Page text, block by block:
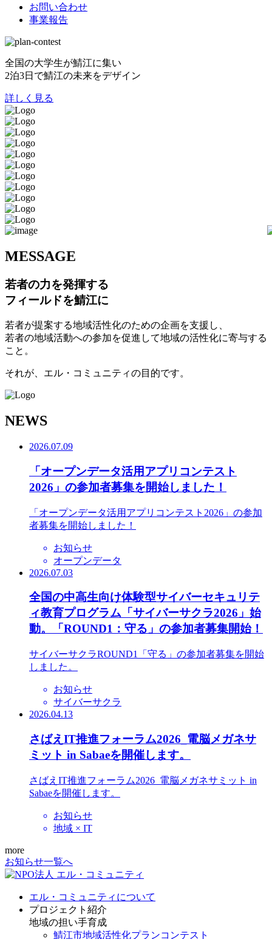
お問い合わせ
事業報告
全国の大学生が鯖江に集い
2泊3日で鯖江の未来をデザイン
詳しく見る
MESSAGE
若者の力を発揮する
フィールドを鯖江に
若者が提案する地域活性化のための企画を支援し、
若者の地域活動への参加を促進して地域の活性化に寄与する
こと。
それが、エル・コミュニティの目的です。
NEWS
2026.07.09
「オープンデータ活用アプリコンテスト
2026」の参加者募集を開始しました！
「オープンデータ活用アプリコンテスト2026」の参加
者募集を開始しました！
お知らせ
オープンデータ
2026.07.03
全国の中高生向け体験型サイバーセキュリテ
ィ教育プログラム「サイバーサクラ2026」始
動。「ROUND1：守る」の参加者募集開始！
サイバーサクラROUND1「守る」の参加者募集を開始
しました。
お知らせ
サイバーサクラ
2026.04.13
さばえIT推進フォーラム2026_電脳メガネサ
ミット in Sabaeを開催します。
さばえIT推進フォーラム2026_電脳メガネサミット in
Sabaeを開催します。
お知らせ
地域 × IT
more
お知らせ一覧へ
エル・コミュニティについて
プロジェクト紹介
地域の担い手育成
鯖江市地域活性化プランコンテスト